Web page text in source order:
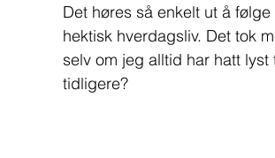
Det høres så enkelt ut å
hektisk hverdagsliv. Det tok
selv om jeg alltid har hatt
tidligere?